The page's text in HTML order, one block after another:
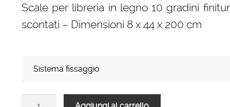
prezzo:
da
Scale per libreria in legno 10 gradini
scontati – Dimensioni 8 x 44 x 200 cm
Sistema fissaggio